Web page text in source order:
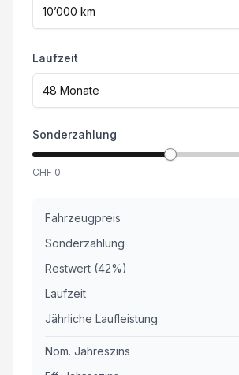
LED Tagfahrlicht
Beifahrersitz 4-fach elektrisch
Keine Gewähr auf die Angaben der
Trittbretter
Dachreling silber
12 V Steckdose auf Mittelkonsole
8 Lautsprecher
10’000 km
Laufzeit
48 Monate
Sonderzahlung
CHF 0
Fahrzeugpreis
Sonderzahlung
Restwert (42%)
Laufzeit
Jährliche Laufleistung
Nom. Jahreszins